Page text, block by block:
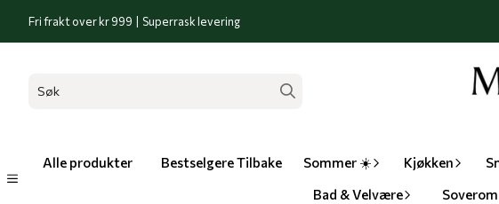
Hopp til innhold
Fri frakt over kr 999 | Superrask levering
Alle produkter Bestselgere Tilbake Sommer ☀️ Kjøkken
Bad & Velvære
Soverom